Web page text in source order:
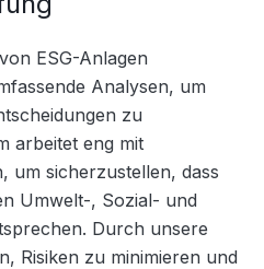
ESG-Anlagen
Analysen, um
zu
arbeitet eng mit
um sicherzustellen, dass
Umwelt-, Sozial- und
Durch unsere
Risiken zu minimieren und